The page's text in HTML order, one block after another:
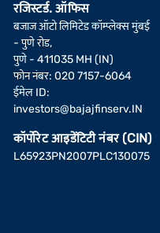
रजिस्टर्ड. ऑफिस
बजाज ऑटो लिमिटेड कॉम्प्लेक्स मुंबई
- पुणे रोड,
पुणे - 411035 MH (IN)
फोन नंबर: 020 7157-6064
ईमेल ID:
investors@bajajfinserv.IN
कॉर्पोरेट आइडेंटिटी नंबर (CIN)
L65923PN2007PLC130075